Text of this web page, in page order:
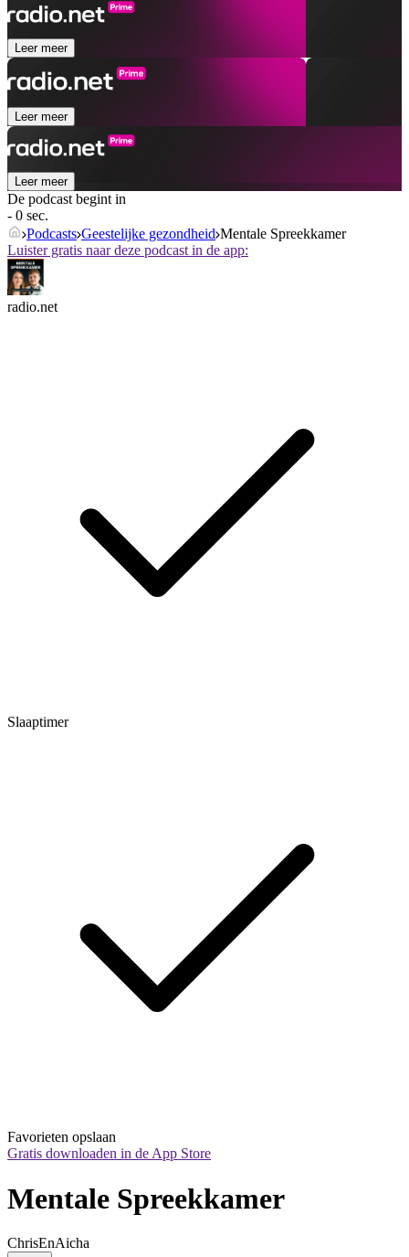
Leer meer
Leer meer
Leer meer
De podcast begint in
- 0 sec.
Podcasts Geestelijke gezondheid Mentale Spreekkamer
Luister gratis naar deze podcast in de app:
radio.net
Slaaptimer
Favorieten opslaan
Gratis downloaden in de App Store
Mentale Spreekkamer
ChrisEnAicha